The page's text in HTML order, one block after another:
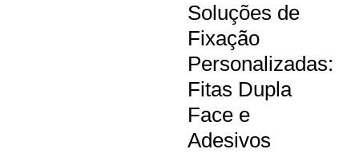
Soluções de
Fixação
Personalizadas:
Fitas Dupla
Face e
Adesivos